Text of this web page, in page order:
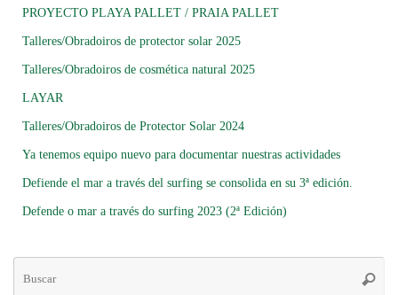
PROYECTO PLAYA PALLET / PRAIA PALLET
Talleres/Obradoiros de protector solar 2025
Talleres/Obradoiros de cosmética natural 2025
LAYAR
Talleres/Obradoiros de Protector Solar 2024
Ya tenemos equipo nuevo para documentar nuestras actividades
Defiende el mar a través del surfing se consolida en su 3ª edición.
Defende o mar a través do surfing 2023 (2ª Edición)